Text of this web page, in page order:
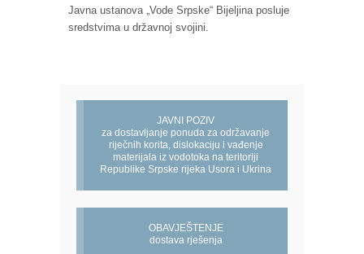
Javna ustanova „Vode Srpske“ Bijeljina posluje
sredstvima u državnoj svojini.
JAVNI POZIV
za dostavljanje ponuda za održavanje
riječnih korita, dislokaciju i vađenje
materijala iz vodotoka na teritoriji
Republike Srpske rijeka Usora i Ukrina
OBAVJEŠTENJE
dostava rješenja